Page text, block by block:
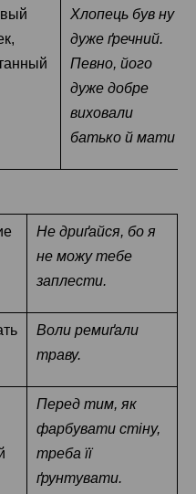
Хлопець був ну
дуже ґречний.
Певно, його
дуже добре
виховали
батько й мати
Не дриґайся, бо я
не можу тебе
заплести.
Воли ремиґали
траву.
Перед тим, як
фарбувати стіну,
треба її
ґрунтувати.